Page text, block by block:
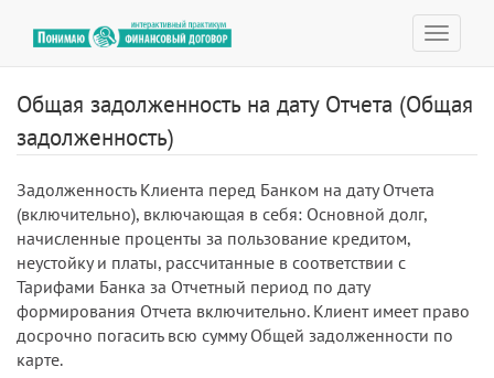
Toggle
Общая задолженность на дату Отчета (Общая
задолженность)
Задолженность Клиента перед Банком на дату Отчета
(включительно), включающая в себя: Основной долг,
начисленные проценты за пользование кредитом,
неустойку и платы, рассчитанные в соответствии с
Тарифами Банка за Отчетный период по дату
формирования Отчета включительно. Клиент имеет право
досрочно погасить всю сумму Общей задолженности по
карте.